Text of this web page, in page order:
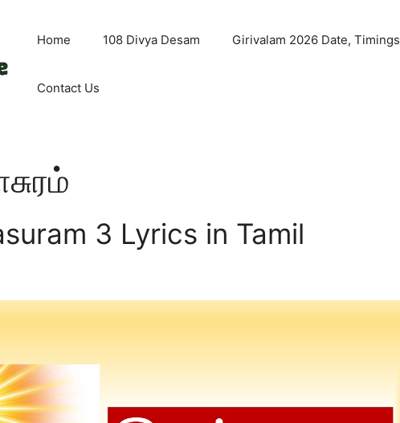
Home 108 Divya Desam Girivalam 2026 Date, Timings
Contact Us
3 Lyrics in Tamil